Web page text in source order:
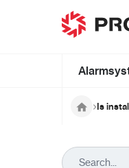
Ga naar de inhoud
Is